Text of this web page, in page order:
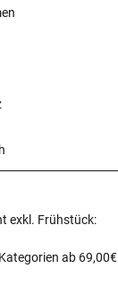
exkl. Frühstück:
ab 69,00€